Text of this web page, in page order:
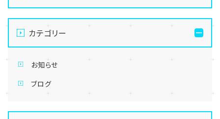
カテゴリー
お知らせ
ブログ